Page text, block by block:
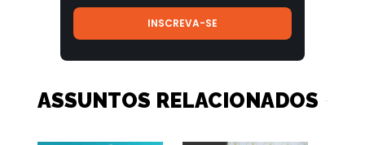
ASSUNTOS RELACIONADOS